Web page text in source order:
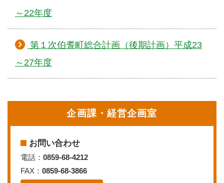
～22年度
第１次伯耆町総合計画（後期計画）平成23
～27年度
企画課・経営企画室
お問い合わせ
電話： 0859-68-4212
FAX： 0859-68-3866